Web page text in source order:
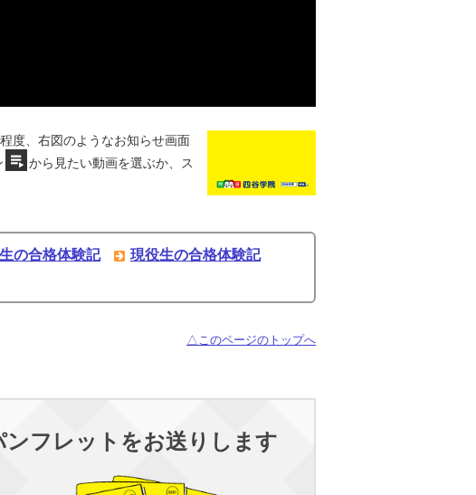
度、右図のようなお知らせ画面
から見たい動画を選ぶか、ス
の合格体験記
現役生の合格体験記
△このページのトップへ
ンフレットをお送りします